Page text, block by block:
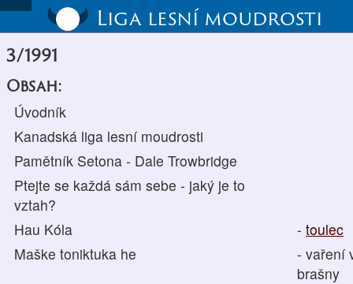
Liga lesní moudrosti
3/1991
Obsah:
Úvodník
Kanadská liga lesní moudrosti
Pamětník Setona - Dale Trowbridge
Ptejte se každá sám sebe - jaký je to
vztah?
Hau Kóla
- toulec
Maške toniktuka he
- vaření
brašny